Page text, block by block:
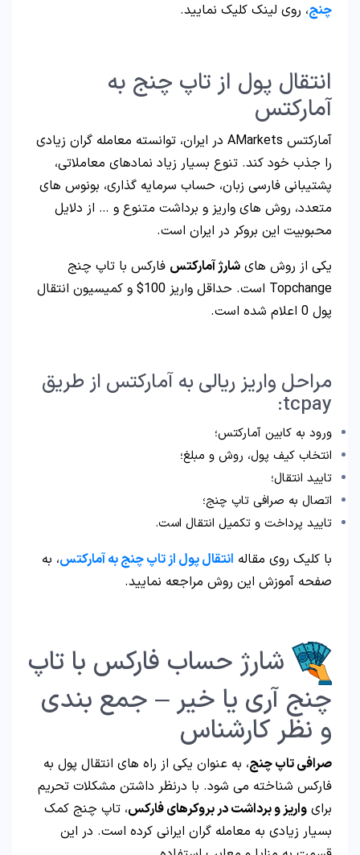
چنج، روی لینک کلیک نمایید.
انتقال پول از تاپ چنج به
آمارکتس
آمارکتس AMarkets در ایران، توانسته معامله گران زیادی
را جذب خود کند. تنوع بسیار زیاد نمادهای معاملاتی،
پشتیبانی فارسی زبان، حساب سرمایه گذاری، بونوس های
متعدد، روش های واریز و برداشت متنوع و … از دلایل
محبوبیت این بروکر در ایران است.
یکی از روش های شارژ آمارکتس فارکس با تاپ چنج
Topchange است. حداقل واریز 100$ و کمیسیون انتقال
پول 0 اعلام شده است.
مراحل واریز ریالی به آمارکتس از طریق
tcpay:
ورود به کابین آمارکتس؛
انتخاب کیف پول، روش و مبلغ؛
تایید انتقال؛
اتصال به صرافی تاپ چنج؛
تایید پرداخت و تکمیل انتقال است.
با کلیک روی مقاله انتقال پول از تاپ چنج به آمارکتس، به
صفحه آموزش این روش مراجعه نمایید.
شارژ حساب فارکس با تاپ
چنج آری یا خیر – جمع بندی
و نظر کارشناس
صرافی تاپ چنج، به عنوان یکی از راه های انتقال پول به
فارکس شناخته می شود. با درنظر داشتن مشکلات تحریم
برای واریز و برداشت در بروکرهای فارکس، تاپ چنج کمک
بسیار زیادی به معامله گران ایرانی کرده است. در این